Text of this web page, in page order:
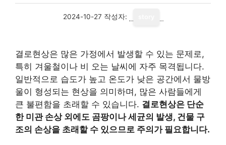
2024-10-27 작성자:
결로현상은 많은 가정에서 발생할 수 있는 문제로,
특히 겨울철이나 비 오는 날씨에 자주 목격됩니다.
일반적으로 습도가 높고 온도가 낮은 공간에서 물방
울이 형성되는 현상을 의미하며, 많은 사람들에게
큰 불편함을 초래할 수 있습니다. 결로현상은 단순
한 미관 손상 외에도 곰팡이나 세균의 발생, 건물 구
조의 손상을 초래할 수 있으므로 주의가 필요합니다.